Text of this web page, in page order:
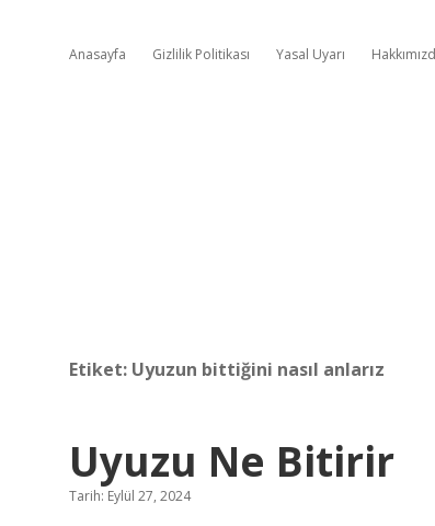
Anasayfa Gizlilik Politikası Yasal Uyarı
Etiket: Uyuzun bittiğini nasıl anlarız
Uyuzu Ne Bitirir
Tarih: Eylül 27, 2024